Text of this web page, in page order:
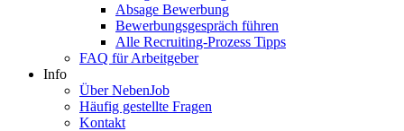
Absage Bewerbung
Bewerbungsgespräch führen
Alle Recruiting-Prozess Tipps
FAQ für Arbeitgeber
Info
Über NebenJob
Häufig gestellte Fragen
Kontakt